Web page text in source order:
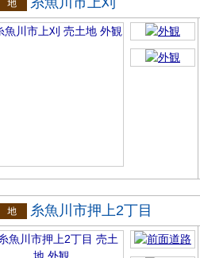
糸魚川市押上2丁目